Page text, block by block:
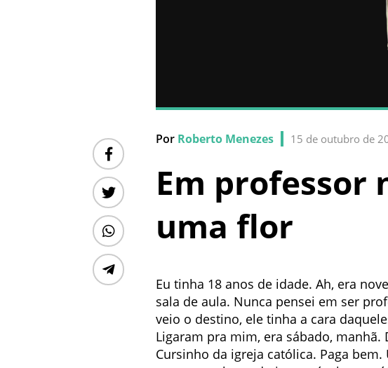
Por Roberto Menezes 15 de outubro de
Em professor
uma flor
Eu tinha 18 anos de idade. Ah, era
sala de aula. Nunca pensei em ser
veio o destino, ele tinha a cara
Ligaram pra mim, era sábado,
Cursinho da igreja católica. Paga